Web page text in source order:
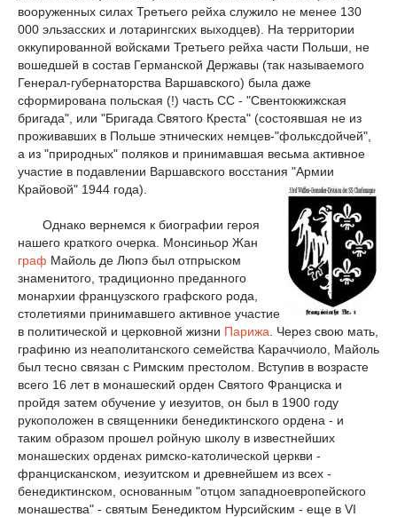
вооруженных силах Третьего рейха служило не менее 130
000 эльзасских и лотарингских выходцев). На территории
оккупированной войсками Третьего рейха части Польши, не
вошедшей в состав Германской Державы (так называемого
Генерал-губернаторства Варшавского) была даже
сформирована польская (!) часть СС - "Свентокжижская
бригада", или "Бригада Святого Креста" (состоявшая не из
проживавших в Польше этнических немцев-"фольксдойчей",
а из "природных" поляков и принимавшая весьма активное
участие в подавлении Варшавского восстания "Армии
Крайовой" 1944 года).
Однако вернемся к биографии героя
нашего краткого очерка. Монсиньор Жан
граф Майоль де Люпэ был отпрыском
знаменитого, традиционно преданного
монархии французского графского рода,
столетиями принимавшего активное участие
в политической и церковной жизни Парижа . Через свою мать,
графиню из неаполитанского семейства Караччиоло, Майоль
был тесно связан с Римским престолом. Вступив в возрасте
всего 16 лет в монашеский орден Святого Франциска и
пройдя затем обучение у иезуитов, он был в 1900 году
рукоположен в священники бенедиктинского ордена - и
таким образом прошел ройную школу в известнейших
монашеских орденах римско-католической церкви -
францисканском, иезуитском и древнейшем из всех -
бенедиктинском, основанным "отцом западноевропейского
монашества" - святым Бенедиктом Нурсийским - еще в VI